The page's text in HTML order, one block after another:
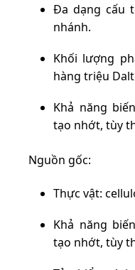
Đa dạng cấu
nhánh.
Khối lượng
hàng triệu
Khả năng
tạo nhớt, tùy
Nguồn gốc:
Thực vật:
Khả năng
tạo nhớt, tùy